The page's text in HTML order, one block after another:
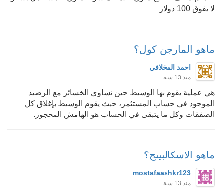
لا يفوق 100 دولار
ماهو المارجن كول؟
احمد المخلافي
منذ 13 سنة
هي عملية يقوم بها الوسيط حين تساوي الخسائر مع الرصيد
الموجود في حساب المستثمر، حيث يقوم الوسيط بإغلاق كل
الصفقات وكل ما يتبقى في الحساب هو الهامش المحجوز.
ماهو الاسكالبينج؟
mostafaashkr123
منذ 13 سنة